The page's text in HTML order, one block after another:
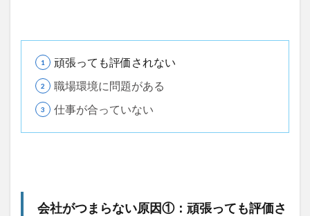
頑張っても評価されない
職場環境に問題がある
仕事が合っていない
会社がつまらない原因①：頑張っても評価さ